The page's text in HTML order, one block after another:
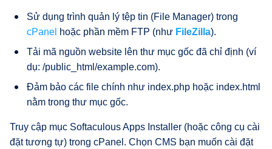
Sử dụng trình quản lý tệp tin (File Manager) trong
cPanel hoặc phần mềm FTP (như FileZilla).
Tải mã nguồn website lên thư mục gốc đã chỉ định (ví
dụ: /public_html/example.com).
Đảm bảo các file chính như index.php hoặc index.html
nằm trong thư mục gốc.
Truy cập mục Softaculous Apps Installer (hoặc công cụ cài
đặt tương tự) trong cPanel. Chọn CMS bạn muốn cài đặt